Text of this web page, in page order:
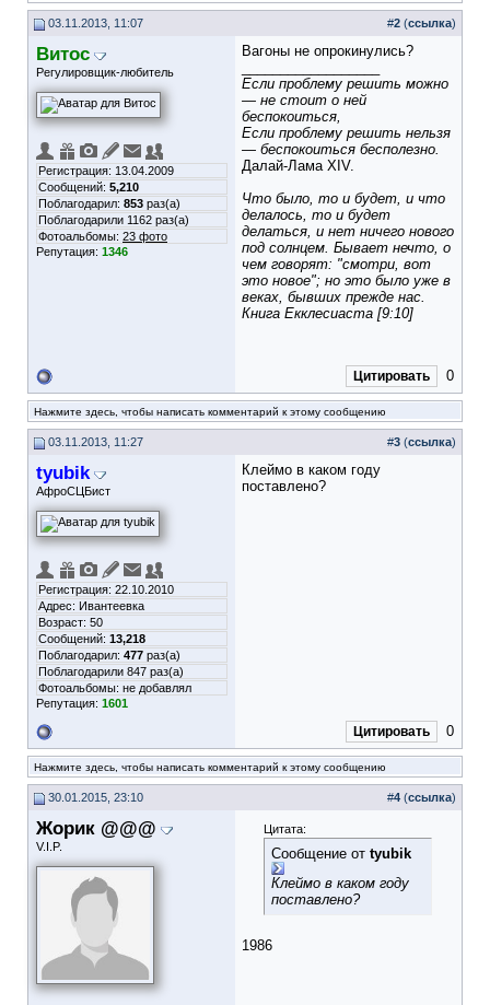
03.11.2013, 11:07 #2 (ссылка)
Витос
Регулировщик-любитель
Регистрация: 13.04.2009
Сообщений: 5,210
Поблагодарил: 853 раз(а)
Поблагодарили 1162 раз(а)
Фотоальбомы: 23 фото
Репутация: 1346
Вагоны не опрокинулись?
Если проблему решить можно
— не стоит о ней
беспокоиться,
Если проблему решить нельзя
— беспокоиться бесполезно.
Далай-Лама XIV.
Что было, то и будет, и что
делалось, то и будет
делаться, и нет ничего нового
под солнцем. Бывает нечто, о
чем говорят: "смотри, вот
это новое"; но это было уже в
веках, бывших прежде нас.
Книга Екклесиаста [9:10]
Цитировать 0
Нажмите здесь, чтобы написать комментарий к этому сообщению
03.11.2013, 11:27 #3 (ссылка)
tyubik
АфроСЦБист
Регистрация: 22.10.2010
Адрес: Ивантеевка
Возраст: 50
Сообщений: 13,218
Поблагодарил: 477 раз(а)
Поблагодарили 847 раз(а)
Фотоальбомы: не добавлял
Репутация: 1601
Клеймо в каком году
поставлено?
Цитировать 0
Нажмите здесь, чтобы написать комментарий к этому сообщению
30.01.2015, 23:10 #4 (ссылка)
Жорик @@@
V.I.P.
Цитата:
Сообщение от tyubik
Клеймо в каком году
поставлено?
1986